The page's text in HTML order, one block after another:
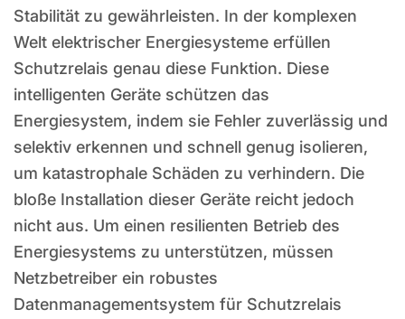
Stabilität zu gewährleisten. In der komplexen
Welt elektrischer Energiesysteme erfüllen
Schutzrelais genau diese Funktion. Diese
intelligenten Geräte schützen das
Energiesystem, indem sie Fehler zuverlässig und
selektiv erkennen und schnell genug isolieren,
um katastrophale Schäden zu verhindern. Die
bloße Installation dieser Geräte reicht jedoch
nicht aus. Um einen resilienten Betrieb des
Energiesystems zu unterstützen, müssen
Netzbetreiber ein robustes
Datenmanagementsystem für Schutzrelais